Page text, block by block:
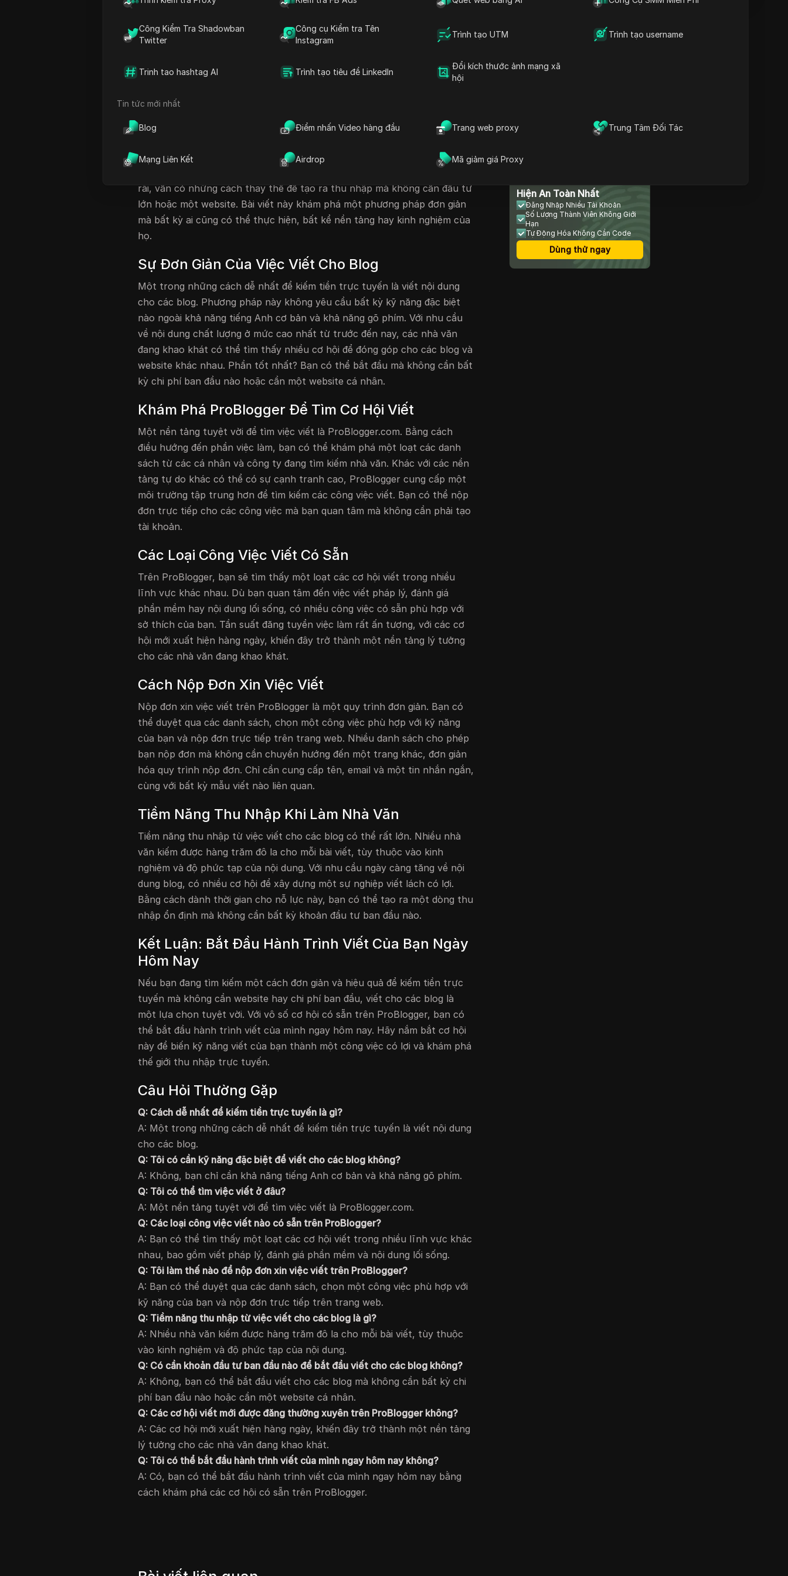
Công Kiểm Tra Shadowban
Twitter
Công cụ Kiểm tra Tên
Instagram
Trình tạo UTM Trình tạo username
Trinh tao hashtag AI Trình tạo tiêu đề LinkedIn
Đổi kích thước ảnh mạng xã
hội
Tin tức mới nhất
Blog Điểm nhấn Video hàng đầu Trang web proxy Trung Tâm Đối Tác
Mạng Liên Kết Airdrop Mã giảm giá Proxy
Cách Nộp Đơn Xin Việc Viết
Kết Luận: Bắt Đầu Hành Trình Viết Của Bạn Ngày Hôm Nay
Giới thiệu về Kiếm Tiền Trực Tuyến
nhân đang tìm kiếm sự độc lập tài chính. Trong khi các phương pháp
rãi, vẫn có những cách thay thế để tạo ra thu nhập mà không cần đầu tư
lớn hoặc một website. Bài viết này khám phá một phương pháp đơn giản
mà bất kỳ ai cũng có thể thực hiện, bất kể nền tảng hay kinh nghiệm của
họ.
Sự Đơn Giản Của Việc Viết Cho Blog
Một trong những cách dễ nhất để kiếm tiền trực tuyến là viết nội dung
cho các blog. Phương pháp này không yêu cầu bất kỳ kỹ năng đặc biệt
nào ngoài khả năng tiếng Anh cơ bản và khả năng gõ phím. Với nhu cầu
về nội dung chất lượng ở mức cao nhất từ trước đến nay, các nhà văn
đang khao khát có thể tìm thấy nhiều cơ hội để đóng góp cho các blog và
website khác nhau. Phần tốt nhất? Bạn có thể bắt đầu mà không cần bất
kỳ chi phí ban đầu nào hoặc cần một website cá nhân.
Khám Phá ProBlogger Để Tìm Cơ Hội Viết
Một nền tảng tuyệt vời để tìm việc viết là ProBlogger.com. Bằng cách
điều hướng đến phần việc làm, bạn có thể khám phá một loạt các danh
sách từ các cá nhân và công ty đang tìm kiếm nhà văn. Khác với các nền
tảng tự do khác có thể có sự cạnh tranh cao, ProBlogger cung cấp một
môi trường tập trung hơn để tìm kiếm các công việc viết. Bạn có thể nộp
đơn trực tiếp cho các công việc mà bạn quan tâm mà không cần phải tạo
tài khoản.
Các Loại Công Việc Viết Có Sẵn
Trên ProBlogger, bạn sẽ tìm thấy một loạt các cơ hội viết trong nhiều
lĩnh vực khác nhau. Dù bạn quan tâm đến việc viết pháp lý, đánh giá
phần mềm hay nội dung lối sống, có nhiều công việc có sẵn phù hợp với
sở thích của bạn. Tần suất đăng tuyển việc làm rất ấn tượng, với các cơ
hội mới xuất hiện hàng ngày, khiến đây trở thành một nền tảng lý tưởng
cho các nhà văn đang khao khát.
Cách Nộp Đơn Xin Việc Viết
Nộp đơn xin việc viết trên ProBlogger là một quy trình đơn giản. Bạn có
thể duyệt qua các danh sách, chọn một công việc phù hợp với kỹ năng
của bạn và nộp đơn trực tiếp trên trang web. Nhiều danh sách cho phép
bạn nộp đơn mà không cần chuyển hướng đến một trang khác, đơn giản
hóa quy trình nộp đơn. Chỉ cần cung cấp tên, email và một tin nhắn ngắn,
cùng với bất kỳ mẫu viết nào liên quan.
Tiềm Năng Thu Nhập Khi Làm Nhà Văn
Tiềm năng thu nhập từ việc viết cho các blog có thể rất lớn. Nhiều nhà
văn kiếm được hàng trăm đô la cho mỗi bài viết, tùy thuộc vào kinh
nghiệm và độ phức tạp của nội dung. Với nhu cầu ngày càng tăng về nội
dung blog, có nhiều cơ hội để xây dựng một sự nghiệp viết lách có lợi.
Bằng cách dành thời gian cho nỗ lực này, bạn có thể tạo ra một dòng thu
nhập ổn định mà không cần bất kỳ khoản đầu tư ban đầu nào.
Kết Luận: Bắt Đầu Hành Trình Viết Của Bạn Ngày
Hôm Nay
Nếu bạn đang tìm kiếm một cách đơn giản và hiệu quả để kiếm tiền trực
tuyến mà không cần website hay chi phí ban đầu, viết cho các blog là
một lựa chọn tuyệt vời. Với vô số cơ hội có sẵn trên ProBlogger, bạn có
thể bắt đầu hành trình viết của mình ngay hôm nay. Hãy nắm bắt cơ hội
này để biến kỹ năng viết của bạn thành một công việc có lợi và khám phá
thế giới thu nhập trực tuyến.
Câu Hỏi Thường Gặp
Q: Cách dễ nhất để kiếm tiền trực tuyến là gì?
A: Một trong những cách dễ nhất để kiếm tiền trực tuyến là viết nội dung
cho các blog.
Q: Tôi có cần kỹ năng đặc biệt để viết cho các blog không?
A: Không, bạn chỉ cần khả năng tiếng Anh cơ bản và khả năng gõ phím.
Q: Tôi có thể tìm việc viết ở đâu?
A: Một nền tảng tuyệt vời để tìm việc viết là ProBlogger.com.
Q: Các loại công việc viết nào có sẵn trên ProBlogger?
A: Bạn có thể tìm thấy một loạt các cơ hội viết trong nhiều lĩnh vực khác
nhau, bao gồm viết pháp lý, đánh giá phần mềm và nội dung lối sống.
Q: Tôi làm thế nào để nộp đơn xin việc viết trên ProBlogger?
A: Bạn có thể duyệt qua các danh sách, chọn một công việc phù hợp với
kỹ năng của bạn và nộp đơn trực tiếp trên trang web.
Q: Tiềm năng thu nhập từ việc viết cho các blog là gì?
A: Nhiều nhà văn kiếm được hàng trăm đô la cho mỗi bài viết, tùy thuộc
vào kinh nghiệm và độ phức tạp của nội dung.
Q: Có cần khoản đầu tư ban đầu nào để bắt đầu viết cho các blog không?
A: Không, bạn có thể bắt đầu viết cho các blog mà không cần bất kỳ chi
phí ban đầu nào hoặc cần một website cá nhân.
Q: Các cơ hội viết mới được đăng thường xuyên trên ProBlogger không?
A: Các cơ hội mới xuất hiện hàng ngày, khiến đây trở thành một nền tảng
lý tưởng cho các nhà văn đang khao khát.
Q: Tôi có thể bắt đầu hành trình viết của mình ngay hôm nay không?
A: Có, bạn có thể bắt đầu hành trình viết của mình ngay hôm nay bằng
cách khám phá các cơ hội có sẵn trên ProBlogger.
Khám Phá ProBlogger Để
Các Loại Công Việc Viết
Kết Luận: Bắt Đầu Hành
Hiện An Toàn Nhất
Đăng Nhập Nhiều Tài Khoản
Số Lượng Thành Viên Không Giới
Hạn
Tự Động Hóa Không Cần Code
Dùng thử ngay